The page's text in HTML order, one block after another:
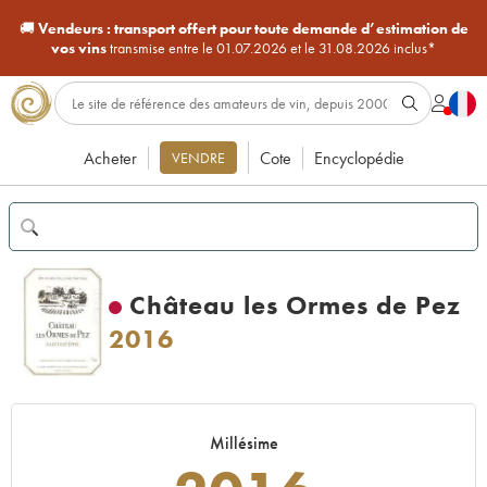
🚚Vendeurs : transport offert pour toute demande d’estimation de
vos vinstransmise entre le 01.07.2026 et le 31.08.2026 inclus*
Acheter VENDRE Cote Encyclopédie
Château les Ormes de Pez
2016
Millésime